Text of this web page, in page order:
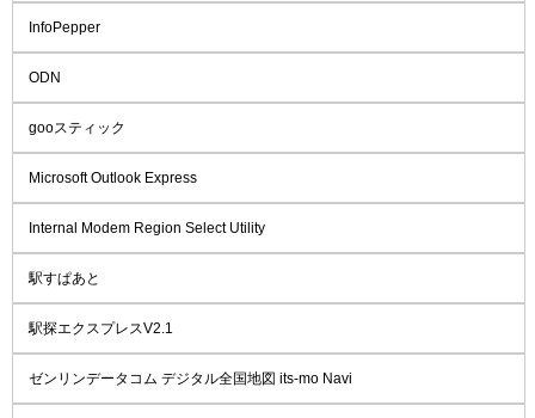
InfoPepper
ODN
gooスティック
Microsoft Outlook Express
Internal Modem Region Select Utility
駅すぱあと
駅探エクスプレスV2.1
ゼンリンデータコム デジタル全国地図 its-mo Navi